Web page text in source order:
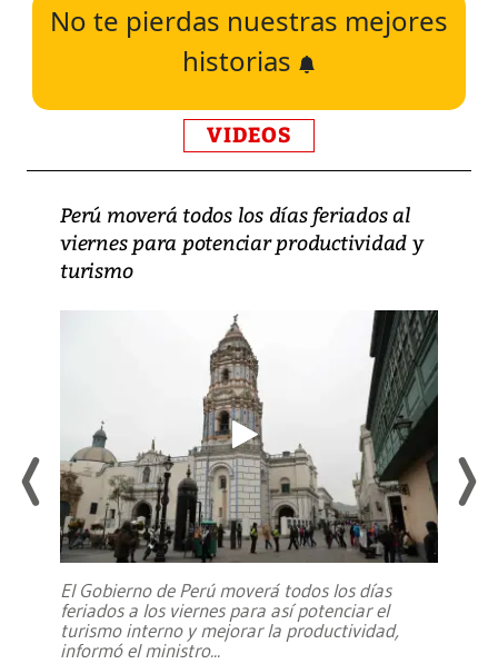
No te pierdas nuestras mejores
historias
VIDEOS
Perú moverá todos los días feriados al
viernes para potenciar productividad y
turismo
El Gobierno de Perú moverá todos los días
feriados a los viernes para así potenciar el
turismo interno y mejorar la productividad,
informó el ministro...